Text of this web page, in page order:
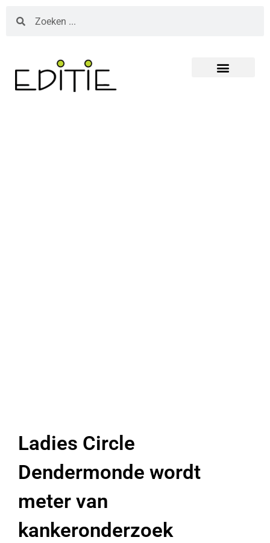
Ladies Circle
Dendermonde wordt
meter van
kankeronderzoek